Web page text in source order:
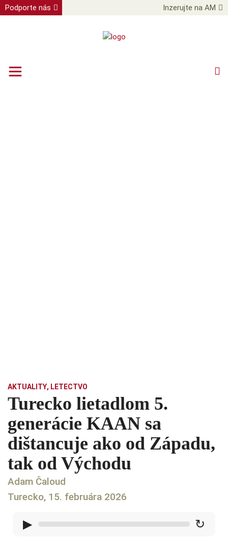
Podporte nás Inzerujte na AM
AKTUALITY, LETECTVO
Turecko lietadlom 5.
generácie KAAN sa
dištancuje ako od Západu,
tak od Východu
Adam Čaloud
Turecko, 15. februára 2026
▶ ↻